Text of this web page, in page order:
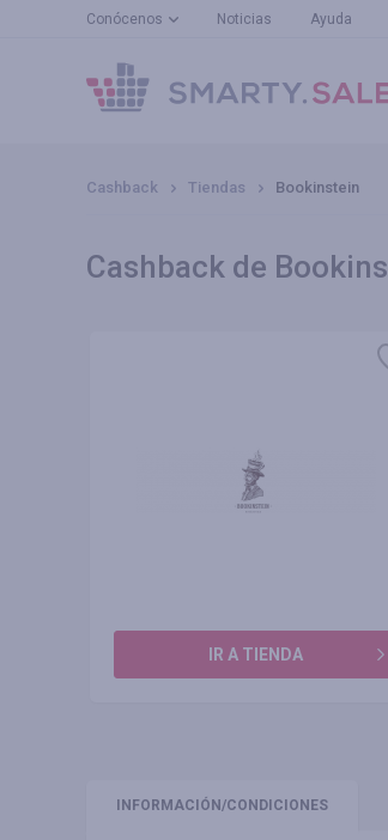
Conócenos Noticias Ayuda
Cashback Tiendas Bookinstein
Cashback de
IR A TIENDA
INFORMACIÓN /CONDICIONES